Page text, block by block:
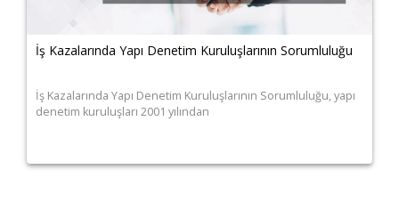
İş Kazalarında Yapı Denetim Kuruluşlarının Sorumluluğu
İş Kazalarında Yapı Denetim Kuruluşlarının Sorumluluğu, yapı
denetim kuruluşları 2001 yılından